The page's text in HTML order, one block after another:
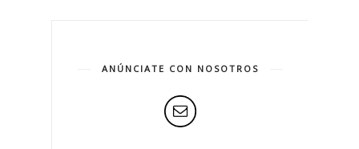
ANÚNCIATE CON NOSOTROS